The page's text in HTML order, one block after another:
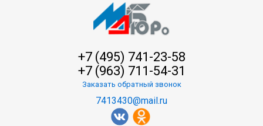
+7 (495) 741-23-58
+7 (963) 711-54-31
Заказать обратный звонок
7413430@mail.ru